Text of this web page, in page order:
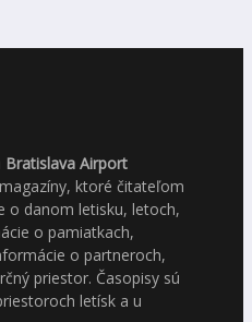
Bratislava Airport
ktoré čitateľom
o danom letisku, letoch,
o pamiatkach,
o partneroch,
priestor. Časopisy sú
letísk a u